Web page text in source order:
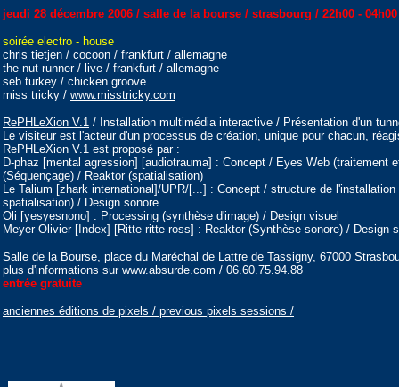
jeudi 28 décembre 2006 / salle de la bourse / strasbourg / 22h00 - 04h00
soirée electro - house
chris tietjen / cocoon / frankfurt / allemagne
the nut runner / live / frankfurt / allemagne
seb turkey / chicken groove
miss tricky / www.misstricky.com
RePHLeXion V.1 / Installation multimédia interactive / Présentation d'un
Le visiteur est l'acteur d'un processus de création, unique pour chacun,
RePHLeXion V.1 est proposé par :
D-phaz [mental agression] [audiotrauma] : Concept / Eyes Web (traitement
(Séquençage) / Reaktor (spatialisation)
Le Talium [zhark international]/UPR/[...] : Concept / structure de
spatialisation) / Design sonore
Oli [yesyesnono] : Processing (synthèse d'image) / Design visuel
Meyer Olivier [Index] [Ritte ritte ross] : Reaktor (Synthèse sonore) / Design
Salle de la Bourse, place du Maréchal de Lattre de Tassigny, 67000
plus d'informations sur www.absurde.com / 06.60.75.94.88
entrée gratuite
anciennes éditions de pixels / previous pixels sessions /